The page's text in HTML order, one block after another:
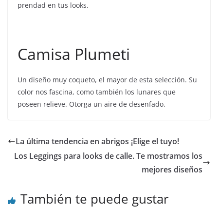
prendad en tus looks.
Camisa Plumeti
Un diseño muy coqueto, el mayor de esta selección. Su
color nos fascina, como también los lunares que
poseen relieve. Otorga un aire de desenfado.
La última tendencia en abrigos ¡Elige el tuyo!
Los Leggings para looks de calle. Te mostramos los
mejores diseños
También te puede gustar